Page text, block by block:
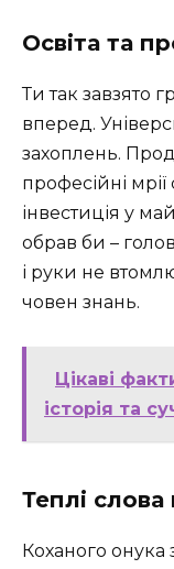
Освіта та
Ти так завзято
вперед.
захоплень.
професійні
інвестиція у
обрав би –
і руки не
човен знань.
Цікаві
історія та
Теплі
Коханого